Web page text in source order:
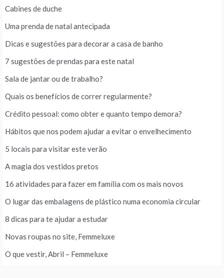
Cabines de duche
Uma prenda de natal antecipada
Dicas e sugestões para decorar a casa de banho
7 sugestões de prendas para este natal
Sala de jantar ou de trabalho?
Quais os benefícios de correr regularmente?
Crédito pessoal: como obter e quanto tempo demora?
Hábitos que nos podem ajudar a evitar o envelhecimento
5 locais para visitar este verão
A magia dos vestidos pretos
16 atividades para fazer em família com os mais novos
O lugar das embalagens de plástico numa economia circular
8 dicas para te ajudar a estudar
Novas roupas no site, Femmeluxe
O que vestir, Abril – Femmeluxe